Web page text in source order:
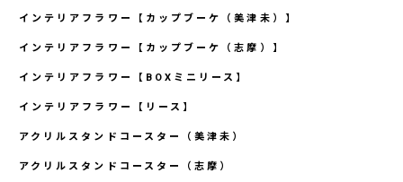
インテリアフラワー【カップブーケ（美津未）】
インテリアフラワー【カップブーケ（志摩）】
インテリアフラワー【BOXミニリース】
インテリアフラワー【リース】
アクリルスタンドコースター（美津未）
アクリルスタンドコースター（志摩）